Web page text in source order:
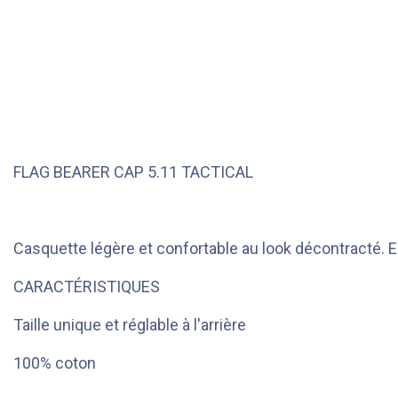
FLAG BEARER CAP 5.11 TACTICAL
Casquette légère et confortable au look décontracté.
CARACTÉRISTIQUES
Taille unique et réglable à l'arrière
100% coton